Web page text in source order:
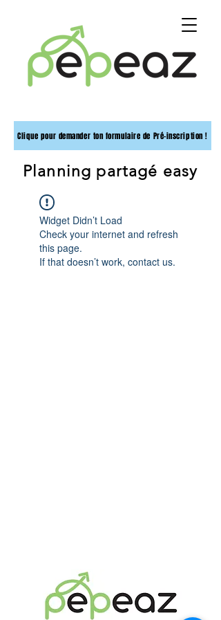
Planning partagé easy
Clique pour demander ton formulaire de Pré-inscription !
Widget Didn’t Load
Check your internet and refresh
this page.
If that doesn’t work, contact us.